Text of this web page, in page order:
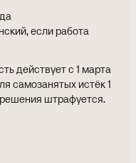
если работа
действует с 1 марта
самозанятых истёк 1
штрафуется.